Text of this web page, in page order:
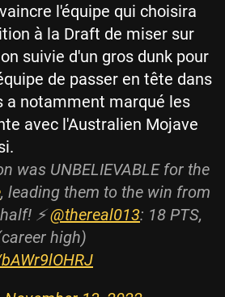
l'équipe qui choisira
à la Draft de miser sur
suivie d'un gros dunk pour
de passer en tête dans
a notamment marqué les
avec l'Australien Mojave
was UNBELIEVABLE for the
, leading them to the win from
⚡@thereal013: 18 PTS,
high)